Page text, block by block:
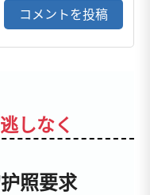
コメントを投稿
しなく
照要求